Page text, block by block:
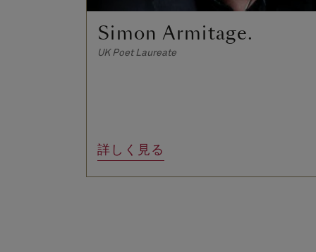
Simon Armitage.
UK Poet Laureate
詳しく見る